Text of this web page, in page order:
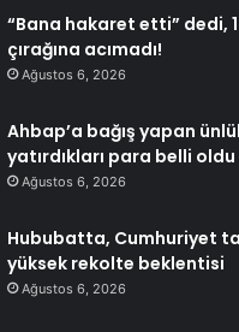
“Bana hakaret etti” dedi,
çırağına acımadı!
Ağustos 6, 2026
Ahbap’a bağış yapan
yatırdıkları para belli oldu
Ağustos 6, 2026
Hububatta, Cumhuriyet
yüksek rekolte beklentisi
Ağustos 6, 2026